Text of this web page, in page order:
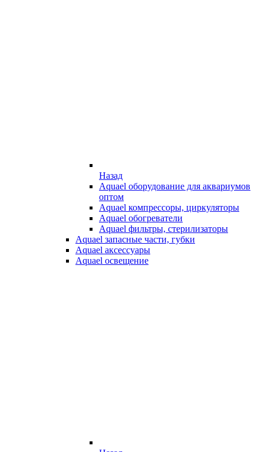
Назад
Aquael оборудование для аквариумов
оптом
Aquael компрессоры, циркуляторы
Aquael обогреватели
Aquael фильтры, стерилизаторы
Aquael запасные части, губки
Aquael аксессуары
Aquael освещение